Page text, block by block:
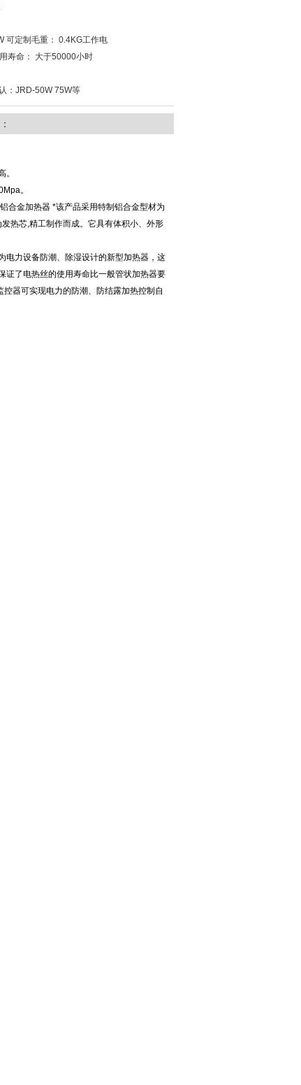
可定制毛重： 0.4KG工作电
寿命： 大于50000小时
：JRD-50W 75W等
。
。
合金加热器 *该产品采用特制铝合金型材为
热芯,精工制作而成。它具有体积小、外形
电力设备防潮、除湿设计的新型加热器，这
证了电热丝的使用寿命比一般管状加热器要
器可实现电力的防潮、防结露加热控制自